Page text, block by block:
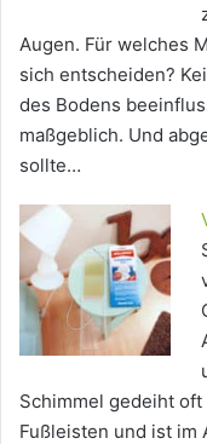
Augen. Für welches
sich entscheiden?
des Bodens
maßgeblich. Und
sollte…
Schimmel gedeiht
Fußleisten und ist im